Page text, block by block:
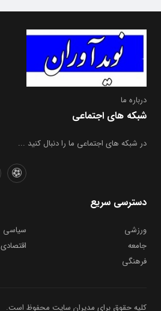
درباره ما
شبکه های اجتماعی
در شبکه های اجتماعی ما را دنبال کنید ...
دسترسی سریع
ورزشی
سیاسی
جامعه
اقتصادی
فرهنگی
کلیه حقوق برای مدیران سایت محفوظ است.